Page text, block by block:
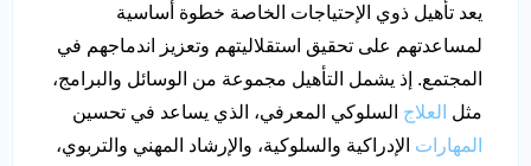
يعد تأهيل ذوي الإحتياجات الخاصة خطوة أساسية
لمساعدتهم على تحقيق استقلاليتهم وتعزيز اندماجهم في
المجتمع. إذ يشمل التأهيل مجموعة من الوسائل والبرامج،
مثل العلاج السلوكي المعرفي، الذي يساعد في تحسين
المهارات الإدراكية والسلوكية، والإرشاد المهني والتربوي،